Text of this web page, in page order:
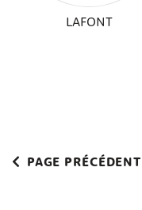
LAFONT
PAGE